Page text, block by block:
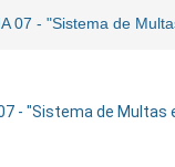
07 - "Sistema de
- "Sistema de Multas